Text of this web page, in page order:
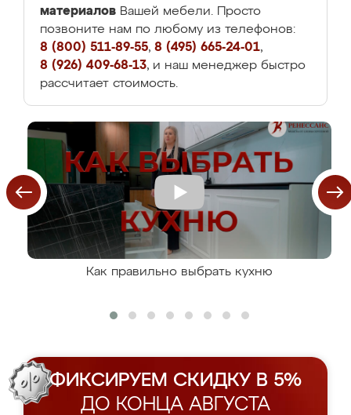
материалов Вашей мебели. Просто
позвоните нам по любому из телефонов:
8 (800) 511-89-55, 8 (495) 665-24-01,
8 (926) 409-68-13, и наш менеджер быстро
рассчитает стоимость.
Как правильно выбрать кухню
ФИКСИРУЕМ СКИДКУ В 5%
ДО КОНЦА АВГУСТА